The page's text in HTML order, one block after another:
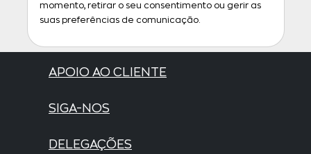
momento, retirar o seu consentimento ou gerir as
suas preferências de comunicação.
APOIO AO CLIENTE
SIGA-NOS
DELEGAÇÕES